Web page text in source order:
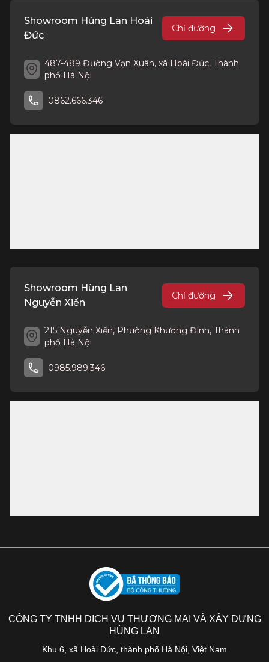
Showroom Hùng Lan Hoài
Đức
Chỉ đường
487-489 Đường Vạn Xuân, xã Hoài Đức, Thành
phố Hà Nội
0862.666.346
Showroom Hùng Lan
Nguyễn Xiển
Chỉ đường
215 Nguyễn Xiển, Phường Khương Đình, Thành
phố Hà Nội
0985.989.346
CÔNG TY TNHH DỊCH VỤ THƯƠNG MẠI VÀ XÂY DỰNG
HÙNG LAN
Khu 6, xã Hoài Đức, thành phố Hà Nội, Việt Nam